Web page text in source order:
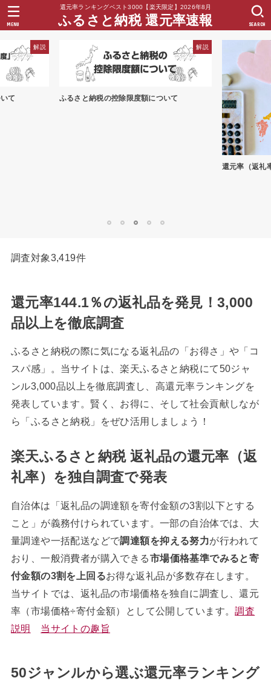
還元率ランキングベスト3000【楽天限定】2026年8月
ふるさと納税 還元率速報 SEARCH
MENU
解説
て
解説
ふるさと納税の控除限度額について
還元率（返礼
調査対象3,419件
還元率144.1％の返礼品を発見！3,000
品以上を徹底調査
ふるさと納税の際に気になる返礼品の「お得さ」や「コ
スパ感」。当サイトは、楽天ふるさと納税にて50ジャ
ンル3,000品以上を徹底調査し、高還元率ランキングを
発表しています。賢く、お得に、そして社会貢献しなが
ら「ふるさと納税」をぜひ活用しましょう！
楽天ふるさと納税 返礼品の還元率（返
礼率）を独自調査で発表
自治体は「返礼品の調達額を寄付金額の3割以下とする
こと」が義務付けられています。一部の自治体では、大
量調達や一括配送などで調達額を抑える努力が行われて
おり、一般消費者が購入できる市場価格基準でみると寄
付金額の3割を上回るお得な返礼品が多数存在します。
当サイトでは、返礼品の市場価格を独自に調査し、還元
率（市場価格÷寄付金額）として公開しています。調査
説明
当サイトの趣旨
50ジャンルから選ぶ還元率ランキング